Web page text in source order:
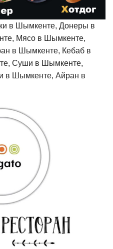
в Шымкенте, Донеры в
Мясо в Шымкенте,
в Шымкенте, Кебаб в
Суши в Шымкенте,
в Шымкенте, Айран в